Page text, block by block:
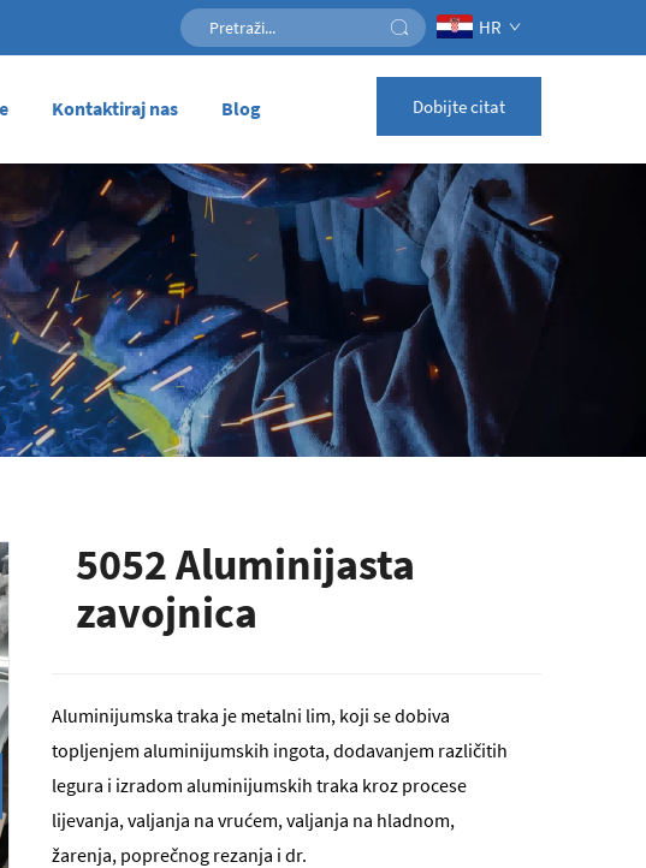
HR
Kontaktiraj nas Blog Dobijte citat
5052 Aluminijasta
zavojnica
Aluminijumska traka je metalni lim, koji se dobiva
topljenjem aluminijumskih ingota, dodavanjem različitih
legura i izradom aluminijumskih traka kroz procese
lijevanja, valjanja na vrućem, valjanja na hladnom,
žarenja, poprečnog rezanja i dr.